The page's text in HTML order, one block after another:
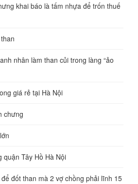
khai báo là tấm nhựa để trốn thuế
nhân làm than củi trong làng “ảo
giá rẻ tại Hà Nội
chưng
quận Tây Hồ Hà Nội
đốt than mà 2 vợ chồng phải lĩnh 15